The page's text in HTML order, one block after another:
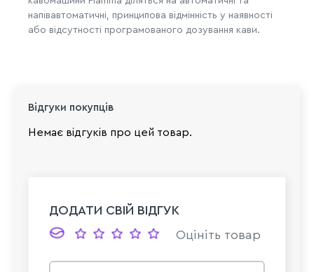
напівавтоматичні, принципова відмінність у наявності
або відсутності програмованого дозування кави.
Відгуки покупців
Немає відгуків про цей товар.
ДОДАТИ СВІЙ ВІДГУК
Оцініть товар